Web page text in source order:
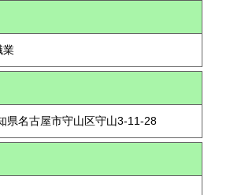
業
名古屋市守山区守山3-11-28